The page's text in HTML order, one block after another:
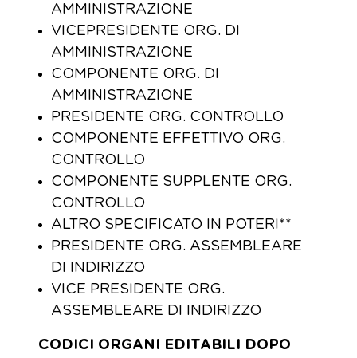
AMMINISTRAZIONE
VICEPRESIDENTE ORG. DI
AMMINISTRAZIONE
COMPONENTE ORG. DI
AMMINISTRAZIONE
PRESIDENTE ORG. CONTROLLO
COMPONENTE EFFETTIVO ORG.
CONTROLLO
COMPONENTE SUPPLENTE ORG.
CONTROLLO
ALTRO SPECIFICATO IN POTERI**
PRESIDENTE ORG. ASSEMBLEARE
DI INDIRIZZO
VICE PRESIDENTE ORG.
ASSEMBLEARE DI INDIRIZZO
CODICI ORGANI EDITABILI DOPO